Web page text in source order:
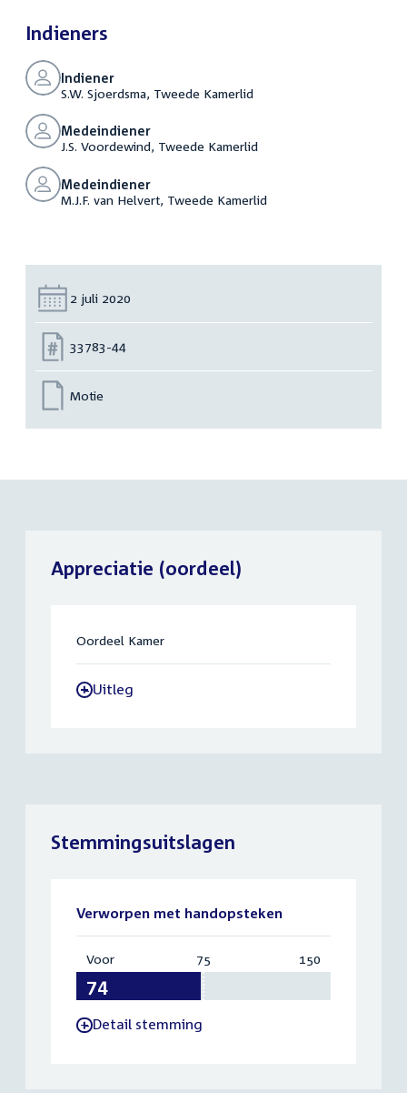
Indieners
Indiener
S.W. Sjoerdsma, Tweede Kamerlid
Medeindiener
J.S. Voordewind, Tweede Kamerlid
Medeindiener
M.J.F. van Helvert, Tweede Kamerlid
Datum:
2 juli 2020
Nummer:
33783-44
Motie
Appreciatie (oordeel)
Oordeel Kamer
-Uitleg
Stemmingsuitslagen
Verworpen met handopsteken
Voor:
75 150
-Detail stemming